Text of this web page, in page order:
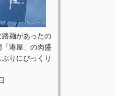
麺があったの
港屋」の肉盛
りにびっくり